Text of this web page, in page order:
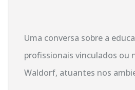
Uma conversa sobre a
profissionais vinculados ou
Waldorf, atuantes nos